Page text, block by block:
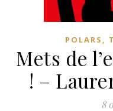
POLARS,
Mets de
! –
8